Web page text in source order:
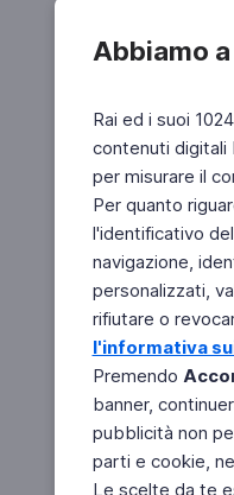
Abbiamo
Rai ed i suoi
contenuti digitali
per misurare il
Per quanto
l'identificativo
navigazione,
personalizzati,
rifiutare o
l'informativa
Premendo
banner,
pubblicità non
parti e cookie,
Le scelte da te